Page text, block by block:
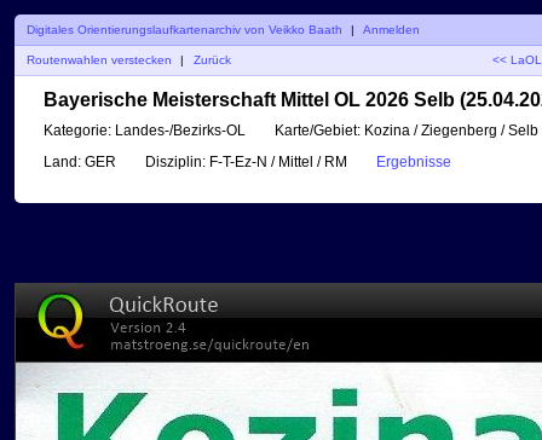
Digitales Orientierungslaufkartenarchiv von Veikko Baath | Anmelden
Routenwahlen verstecken Zurück <<
Bayerische Meisterschaft Mittel OL 2026 Selb
Kategorie: Landes-/Bezirks-OL Karte/Gebiet: Kozina / Ziegenberg / Selb
Land: GER Disziplin: F-T-Ez-N / Mittel / RM Ergebnisse